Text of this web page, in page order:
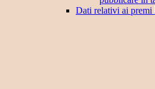
Dati relativi ai premi